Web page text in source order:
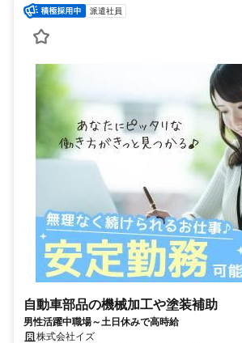
派遣社員
自動車部品の機械加工や塗装補助
男性活躍中職場～土日休みで高時給
株式会社イズ